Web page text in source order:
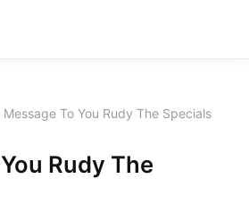
Message To You Rudy The Specials
Rudy The